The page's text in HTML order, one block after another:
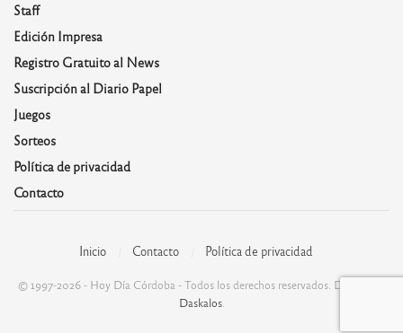
Staff
Edición Impresa
Registro Gratuito al News
Suscripción al Diario Papel
Juegos
Sorteos
Política de privacidad
Contacto
Inicio Contacto Política de privacidad
© 1997-2026 - Hoy Día Córdoba - Todos los derechos reservados. Desarrolla:
Daskalos.